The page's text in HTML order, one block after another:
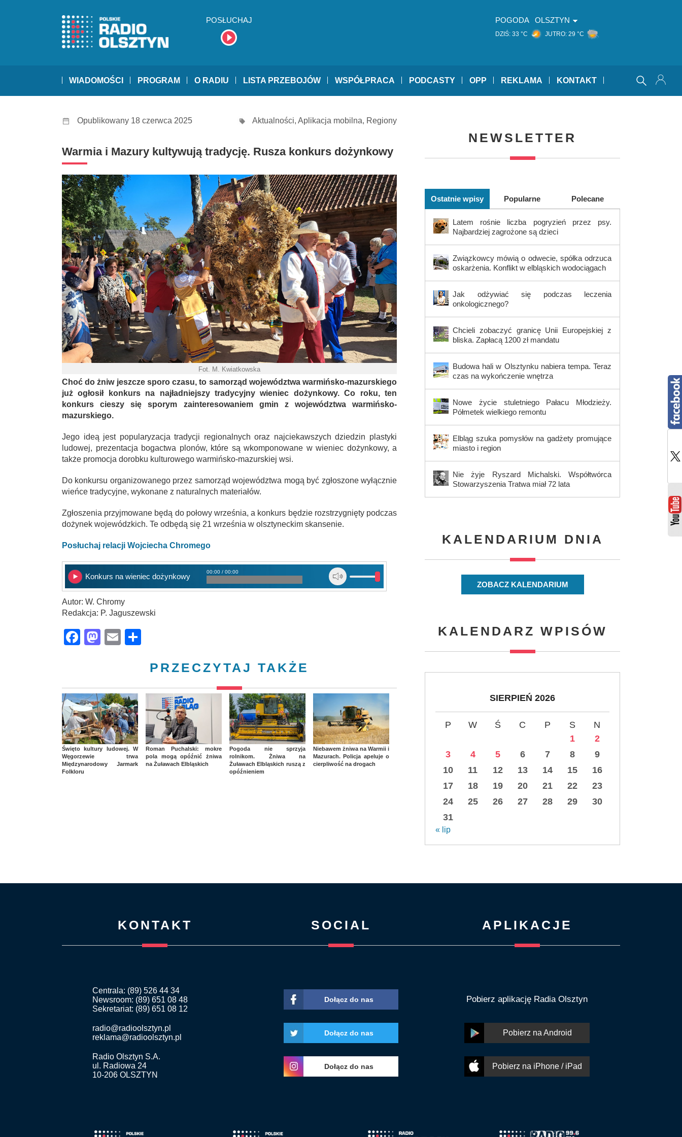
POSŁUCHAJ POGODA OLSZTYN
DZIŚ: 33 °C JUTRO: 29 °C
WIADOMOŚCI PROGRAM O RADIU LISTA PRZEBOJÓW WSPÓŁPRACA PODCASTY OPP REKLAMA KONTAKT
Opublikowany 18 czerwca 2025 Aktualności, Aplikacja mobilna, Regiony
Warmia i Mazury kultywują tradycję. Rusza konkurs dożynkowy
Fot. M. Kwiatkowska
Choć do żniw jeszcze sporo czasu, to samorząd województwa warmińsko-mazurskiego
już ogłosił konkurs na najładniejszy tradycyjny wieniec dożynkowy. Co roku, ten
konkurs cieszy się sporym zainteresowaniem gmin z województwa warmińsko-
mazurskiego.
Jego ideą jest popularyzacja tradycji regionalnych oraz najciekawszych dziedzin plastyki
ludowej, prezentacja bogactwa plonów, które są wkomponowane w wieniec dożynkowy, a
także promocja dorobku kulturowego warmińsko-mazurskiej wsi.
Do konkursu organizowanego przez samorząd województwa mogą być zgłoszone wyłącznie
wieńce tradycyjne, wykonane z naturalnych materiałów.
Zgłoszenia przyjmowane będą do połowy września, a konkurs będzie rozstrzygnięty podczas
dożynek wojewódzkich. Te odbędą się 21 września w olsztyneckim skansenie.
Posłuchaj relacji Wojciecha Chromego
Konkurs na wieniec dożynkowy
00:00 / 00:00
Autor: W. Chromy
Redakcja: P. Jaguszewski
Facebook
Mastodon
Email
PRZECZYTAJ TAKŻE
Święto kultury ludowej. W
Węgorzewie trwa
Międzynarodowy Jarmark
Folkloru
Roman Puchalski: mokre
pola mogą opóźnić żniwa
na Żuławach Elbląskich
Pogoda nie sprzyja
rolnikom. Żniwa na
Żuławach Elbląskich ruszą z
opóźnieniem
Niebawem żniwa na Warmii i
Mazurach. Policja apeluje o
cierpliwość na drogach
NEWSLETTER
Ostatnie wpisy Popularne Polecane
Latem rośnie liczba pogryzień przez psy.
Najbardziej zagrożone są dzieci
Związkowcy mówią o odwecie, spółka odrzuca
oskarżenia. Konflikt w elbląskich wodociągach
Jak odżywiać się podczas leczenia
onkologicznego?
Chcieli zobaczyć granicę Unii Europejskiej z
bliska. Zapłacą 1200 zł mandatu
Budowa hali w Olsztynku nabiera tempa. Teraz
czas na wykończenie wnętrza
Nowe życie stuletniego Pałacu Młodzieży.
Półmetek wielkiego remontu
Elbląg szuka pomysłów na gadżety promujące
miasto i region
Nie żyje Ryszard Michalski. Współtwórca
Stowarzyszenia Tratwa miał 72 lata
KALENDARIUM DNIA
ZOBACZ KALENDARIUM
KALENDARZ WPISÓW
SIERPIEŃ 2026
P W Ś C P S
N
1
2
3
4 5 6 7 8
9
10
11 12 13 14 15
16
17
18 19 20 21 22
23
24
25 26 27 28 29
30
31
« lip
KONTAKT
Centrala: (89) 526 44 34
Newsroom: (89) 651 08 48
Sekretariat: (89) 651 08 12
radio@radioolsztyn.pl
reklama@radioolsztyn.pl
Radio Olsztyn S.A.
ul. Radiowa 24
10-206 OLSZTYN
SOCIAL
Dołącz do nas
Dołącz do nas
Dołącz do nas
APLIKACJE
Pobierz aplikację Radia Olsztyn
Pobierz na Android
Pobierz na iPhone / iPad